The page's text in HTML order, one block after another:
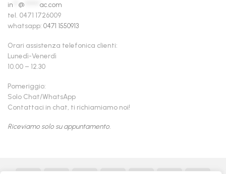
in @
ac.com
tel. 0471 1726009
whatsapp: 0471 1550913
Orari assistenza telefonica clienti:
Lunedì-Venerdì
10.00 – 12.30
Pomeriggio:
Solo Chat/WhatsApp
Contattaci in chat, ti richiamiamo noi!
Riceviamo solo su appuntamento.